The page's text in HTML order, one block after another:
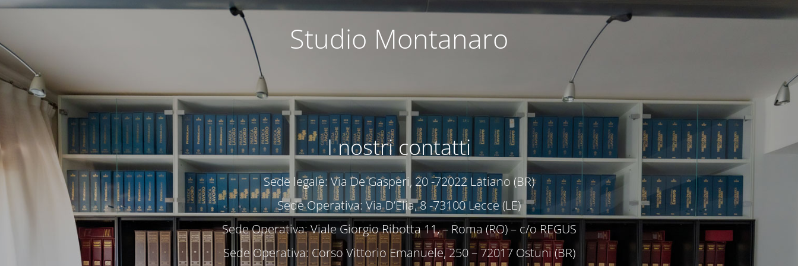
Studio Montanaro
I nostri contatti
Sede legale: Via De Gasperi, 20 -72022 Latiano (BR)
Sede Operativa: Via D’Elia, 8 -73100 Lecce (LE)
Sede Operativa: Viale Giorgio Ribotta 11, – Roma (RO) – c/o REGUS
Sede Operativa: Corso Vittorio Emanuele, 250 – 72017 Ostuni (BR)